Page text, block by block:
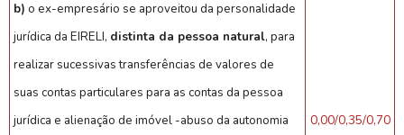
b) o ex-empresário se aproveitou da personalidade
jurídica da EIRELI, distinta da pessoa natural, para
realizar sucessivas transferências de valores de
suas contas particulares para as contas da pessoa
jurídica e alienação de imóvel -abuso da autonomia
0,00/0,35/0,70